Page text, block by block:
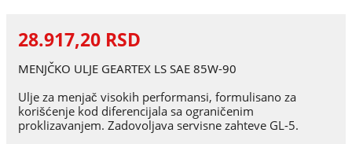
28.917,20 RSD
MENJČKO ULJE GEARTEX LS SAE 85W-90
Ulje za menjač visokih performansi, formulisano za
korišćenje kod diferencijala sa ograničenim
proklizavanjem. Zadovoljava servisne zahteve GL-5.